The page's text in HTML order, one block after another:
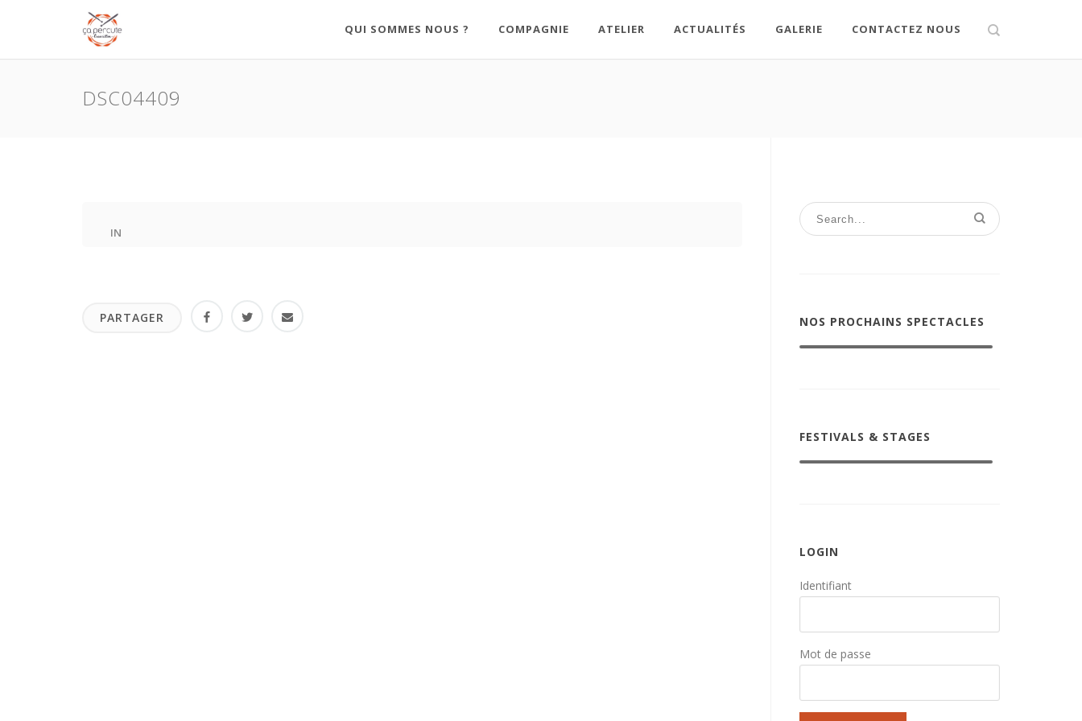
QUI SOMMES NOUS ? COMPAGNIE ATELIER ACTUALITÉS GALERIE CONTACTEZ NOUS
DSC04409
IN
PARTAGER NOS PROCHAINS SPECTACLES
FESTIVALS & STAGES
LOGIN
Identifiant
Mot de passe